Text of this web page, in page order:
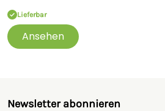
Lieferbar
Ansehen
Newsletter abonnieren